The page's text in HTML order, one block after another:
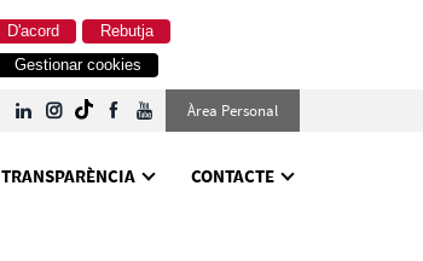
Rebutja
D'acord
Gestionar cookies
Àrea Personal
TRANSPARÈNCIA CONTACTE